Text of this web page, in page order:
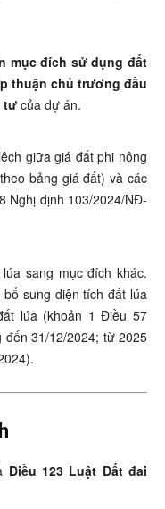
mục đích sử dụng đất
thuận chủ trương đầu
tư của dự án.
giữa giá đất phi nông
bảng giá đất) và các
Nghị định 103/2024/NĐ-
sang mục đích khác.
sung diện tích đất lúa
lúa (khoản 1 Điều 57
31/12/2024; từ 2025
Điều 123 Luật Đất đai